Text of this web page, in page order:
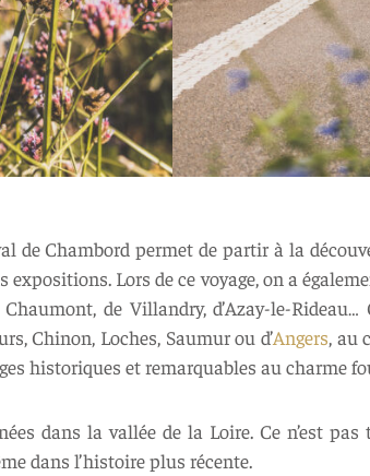
de Chambord permet de partir à la
Lors de ce voyage, on a
de Villandry, d’Azay-le-
Chinon, Loches, Saumur ou d’Angers, au
historiques et remarquables au charme
dans la vallée de la Loire. Ce n’est
dans l’histoire plus récente.